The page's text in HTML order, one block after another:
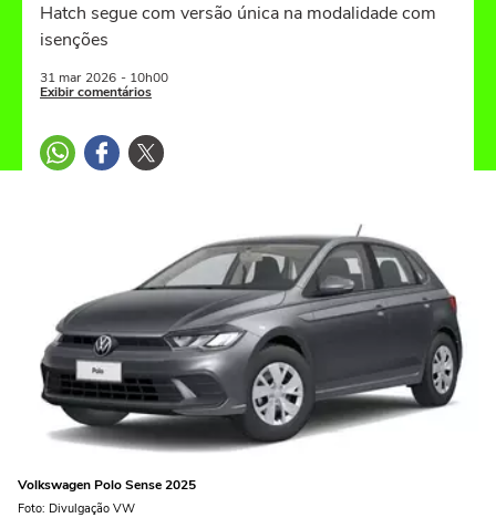
Hatch segue com versão única na modalidade com
isenções
31 mar 2026 - 10h00
Exibir comentários
Volkswagen Polo Sense 2025
Foto: Divulgação VW